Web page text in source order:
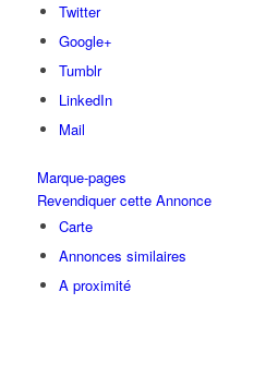
Twitter
Google+
Tumblr
LinkedIn
Mail
Marque-pages
Revendiquer cette Annonce
Carte
Annonces similaires
A proximité